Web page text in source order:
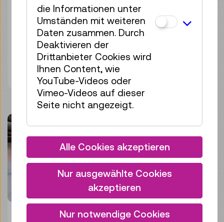
Wie lange können Informationen auf
unterschiedlichen Datenträgern erhalten
bleiben? In diesem interaktiven
Schätzspiel erfahren BesucherInnen mehr
über Langzeitsicherung und Archivierung.
Bild herunterladen
die Informationen unter
Umständen mit weiteren
Daten zusammen. Durch
Deaktivieren der
Drittanbieter Cookies wird
Ihnen Content, wie
YouTube-Videos oder
Vimeo-Videos auf dieser
Seite nicht angezeigt.
Alle Cookies akzeptieren
Nur ausgewählte Cookies
akzeptieren
Nur notwendige Cookies